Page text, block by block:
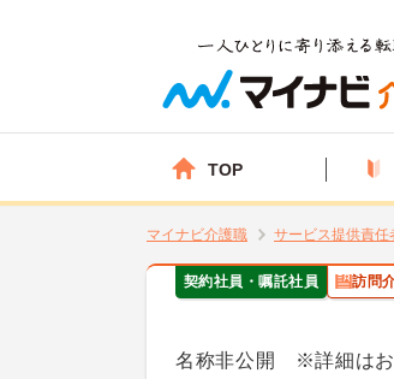
TOP
マイナビ介護職 サービス提供責任
契約社員・嘱託社員 訪問
名称非公開 ※詳細はお